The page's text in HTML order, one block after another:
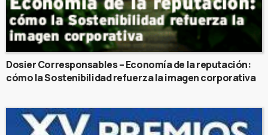
Dosier Corresponsables – Economía de la reputación:
cómo la Sostenibilidad refuerza la imagen corporativa